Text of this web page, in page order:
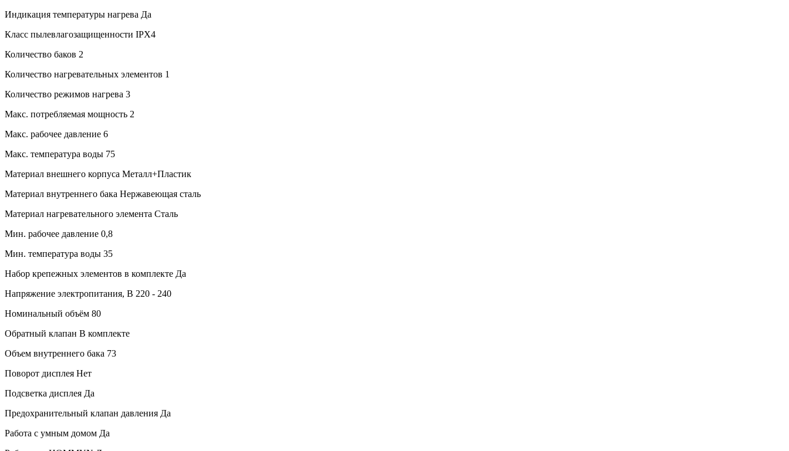
Индикация температуры нагрева Да
Класс пылевлагозащищенности IPX4
Количество баков 2
Количество нагревательных элементов 1
Количество режимов нагрева 3
Макс. потребляемая мощность 2
Макс. рабочее давление 6
Макс. температура воды 75
Материал внешнего корпуса Металл+Пластик
Материал внутреннего бака Нержавеющая сталь
Материал нагревательного элемента Сталь
Мин. рабочее давление 0,8
Мин. температура воды 35
Набор крепежных элементов в комплекте Да
Напряжение электропитания, В 220 - 240
Номинальный объём 80
Обратный клапан В комплекте
Объем внутреннего бака 73
Поворот дисплея Нет
Подсветка дисплея Да
Предохранительный клапан давления Да
Работа с умным домом Да